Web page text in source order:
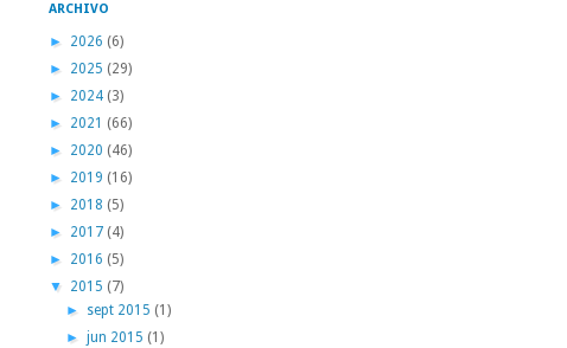
ARCHIVO
► 2026 (6)
► 2025 (29)
► 2024 (3)
► 2021 (66)
► 2020 (46)
► 2019 (16)
► 2018 (5)
► 2017 (4)
► 2016 (5)
▼ 2015 (7)
► sept 2015 (1)
►jun 2015 (1)